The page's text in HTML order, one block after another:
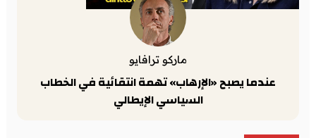
ماركو ترافايو
عندما يصبح «الإرهاب» تهمة انتقائية في الخطاب
السياسي الإيطالي